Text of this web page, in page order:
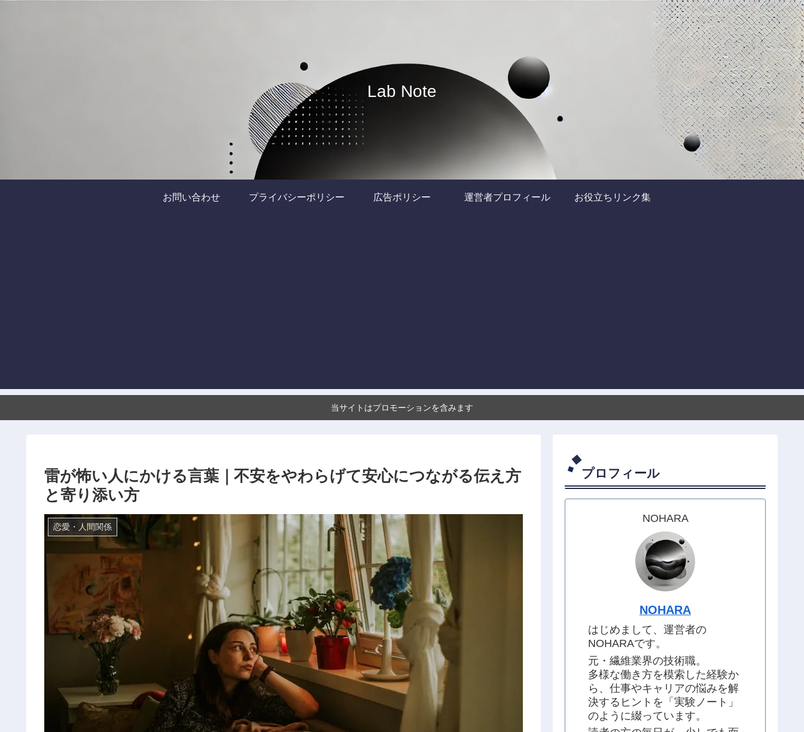
Lab Note
お問い合わせ プライバシーポリシー 広告ポリシー 運営者プロフィール お役立ちリンク集
当サイトはプロモーションを含みます
雷が怖い人にかける言葉｜不安をやわらげて安心につながる伝え方
と寄り添い方
恋愛・人間関係
プロフィール
NOHARA
NOHARA
はじめまして、運営者の
NOHARAです。
元・繊維業界の技術職。
多様な働き方を模索した経験か
ら、仕事やキャリアの悩みを解
決するヒントを「実験ノート」
のように綴っています。